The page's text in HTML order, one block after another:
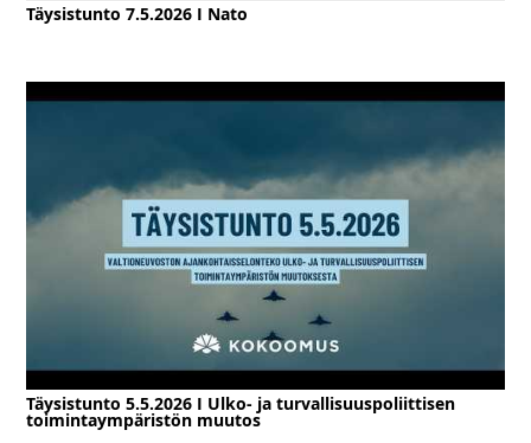
Täysistunto 7.5.2026 I Nato
Täysistunto 5.5.2026 I Ulko- ja turvallisuuspoliittisen
toimintaympäristön muutos